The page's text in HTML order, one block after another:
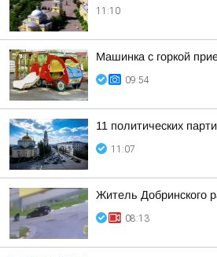
11:10
Машинка с горкой
09:54
11 политических
11:07
Житель Добринского
08:13